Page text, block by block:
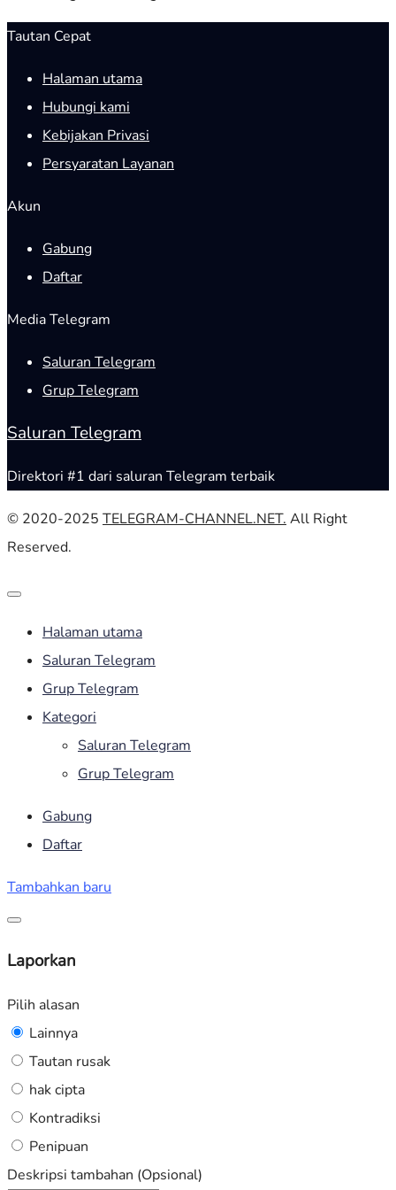
Tautan Cepat
Halaman utama
Hubungi kami
Kebijakan Privasi
Persyaratan Layanan
Akun
Gabung
Daftar
Media Telegram
Saluran Telegram
Grup Telegram
Saluran Telegram
Direktori #1 dari saluran Telegram terbaik
© 2020-2025 TELEGRAM-CHANNEL.NET. All Right
Reserved.
Halaman utama
Saluran Telegram
Grup Telegram
Kategori
Saluran Telegram
Grup Telegram
Gabung
Daftar
Tambahkan baru
Laporkan
Pilih alasan
Lainnya
Tautan rusak
hak cipta
Kontradiksi
Penipuan
Deskripsi tambahan (Opsional)